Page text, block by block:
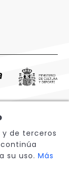
y de terceros
su uso. Más